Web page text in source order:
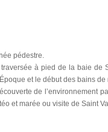
pédestre.
à pied de la baie de
et le début des bains de
de l’environnement
et marée ou visite de Saint